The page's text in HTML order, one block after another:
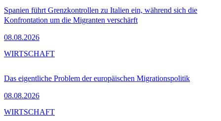
Spanien führt Grenzkontrollen zu Italien ein, während sich die
Konfrontation um die Migranten verschärft
08.08.2026
Das eigentliche Problem der europäischen Migrationspolitik
08.08.2026
WIRTSCHAFT
WIRTSCHAFT